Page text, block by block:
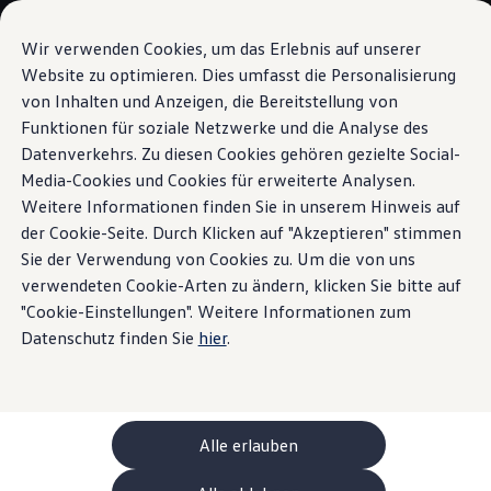
Wir verwenden Cookies, um das Erlebnis auf unserer
Website zu optimieren. Dies umfasst die Personalisierung
von Inhalten und Anzeigen, die Bereitstellung von
Funktionen für soziale Netzwerke und die Analyse des
Datenverkehrs. Zu diesen Cookies gehören gezielte Social-
Media-Cookies und Cookies für erweiterte Analysen.
Weitere Informationen finden Sie in unserem Hinweis auf
der Cookie-Seite. Durch Klicken auf "Akzeptieren" stimmen
Sie der Verwendung von Cookies zu. Um die von uns
verwendeten Cookie-Arten zu ändern, klicken Sie bitte auf
"Cookie-Einstellungen". Weitere Informationen zum
Datenschutz finden Sie hier.
Alle erlauben
Passer
au
contenu
principal
Sauter
au
pied
de
page
Votre configuration
Modèles spéciaux UNITED
Conseil et achat
Offres actuelles
Clients professionnels et gestion de flotte
Véhicules en stock
Occasions
Financement
Calculateur de leasing
Électromobilité
Coûts et financement
Recharge et autonomie
Recharger à domicile
Recharger en déplacement
Simulateur de temps de recharge
Simulateur d’autonomie
ChargeOn
Technologie et batterie
Système audio «Harman Kardon»
Votresalle de concert
sur roues